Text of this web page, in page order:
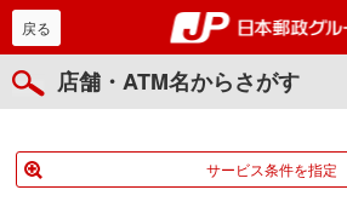
戻る
店舗・ATM名からさがす
サービス条件を指定